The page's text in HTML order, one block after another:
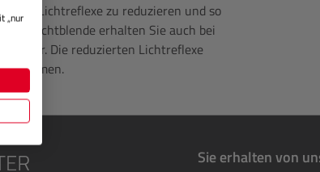
Lichtreflexe zu reduzieren und so
erhalten Sie auch bei
Bilder. Die reduzierten Lichtreflexe
Sie erhalten von
„nur